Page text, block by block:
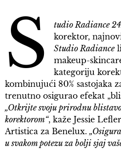
S
tudio Radiance
korektor,
Studio Radiance
makeup-
kategoriju
kombinujući 80% sastojaka
trenutno osigurao efekat
„Otkrijte svoju prirodnu
korektorom“, kaže Jessie
Artistica za Benelux.
u svakom potezu za bolji sjaj